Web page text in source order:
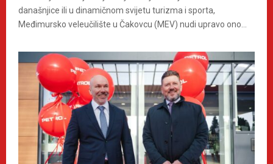
današnjice ili u dinamičnom svijetu turizma i sporta,
Međimursko veleučilište u Čakovcu (MEV) nudi upravo ono...